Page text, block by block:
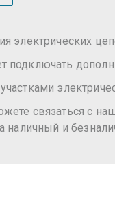
электрических
подключать
связаться с
наличный и